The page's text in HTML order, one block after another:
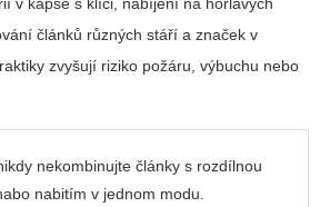
článků různých stáří a značek v
zvyšují riziko požáru, výbuchu nebo
nekombinujte články s rozdílnou
nabitím v jednom modu.